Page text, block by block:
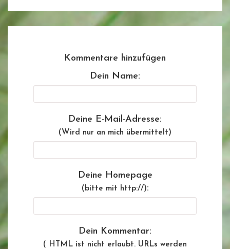
Kommentare hinzufügen
Dein Name:
Deine E-Mail-Adresse:
(Wird nur an mich übermittelt)
Deine Homepage
(bitte mit http://):
Dein Kommentar:
( HTML ist nicht erlaubt. URLs werden